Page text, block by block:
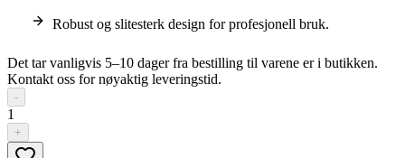
Robust og slitesterk design for profesjonell bruk.
Det tar vanligvis 5–10 dager fra bestilling til varene er i butikken.
Kontakt oss for nøyaktig leveringstid.
-
1
+